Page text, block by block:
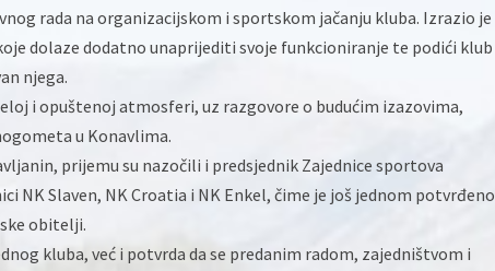
rada na organizacijskom i sportskom jačanju kluba. Izrazio je
dolaze dodatno unaprijediti svoje funkcioniranje te podići klub
njega.
i opuštenoj atmosferi, uz razgovore o budućim izazovima,
u Konavlima.
prijemu su nazočili i predsjednik Zajednice sportova
NK Slaven, NK Croatia i NK Enkel, čime je još jednom potvrđeno
obitelji.
kluba, već i potvrda da se predanim radom, zajedništvom i